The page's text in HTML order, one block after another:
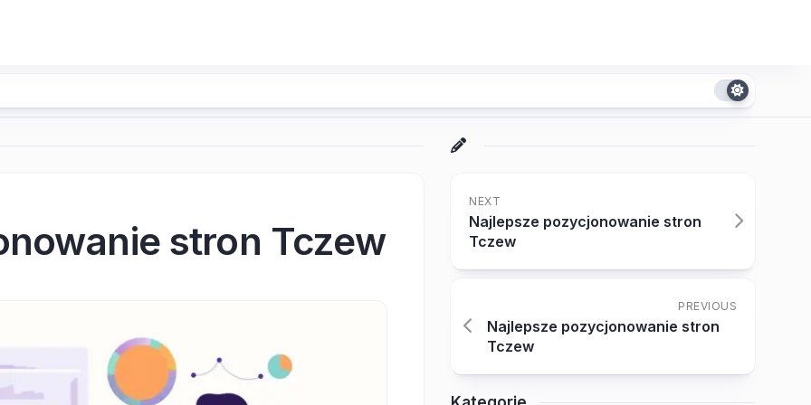
stron Tczew
NEXT
Najlepsze pozycjonowanie stron
Tczew
PREVIOUS
Najlepsze pozycjonowanie stron
Tczew